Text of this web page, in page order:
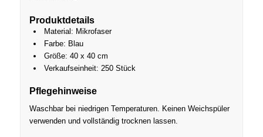
Produktdetails
Material: Mikrofaser
Farbe: Blau
Größe: 40 x 40 cm
Verkaufseinheit: 250 Stück
Pflegehinweise
Waschbar bei niedrigen Temperaturen. Keinen Weichspüler
verwenden und vollständig trocknen lassen.